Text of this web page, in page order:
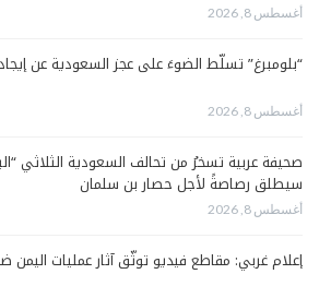
أغسطس 8, 2026
“بلومبرغ” تسلّط الضوءَ على عجز السعودية عن
أغسطس 8, 2026
صحيفة عربية تسخرُ من تحالف السعودية الثلاثي
سيطلق رصاصةً لأجل حصار بن سلمان
أغسطس 8, 2026
إعلام غربي: مقاطع فيديو توثّق آثار عمليات